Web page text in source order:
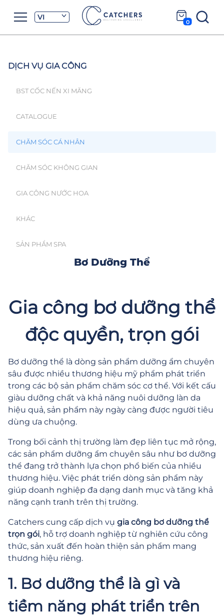
VI 0
DỊCH VỤ GIA CÔNG
BST CỐC NẾN XI MĂNG
CATALOGUE
CHĂM SÓC CÁ NHÂN
CHĂM SÓC KHÔNG GIAN
GIA CÔNG NƯỚC HOA
KHÁC
SẢN PHẨM SPA
Bơ Dưỡng Thể
Gia công bơ dưỡng thể
độc quyền, trọn gói
Bơ dưỡng thể là dòng sản phẩm dưỡng ẩm chuyên
sâu được nhiều thương hiệu mỹ phẩm phát triển
trong các bộ sản phẩm chăm sóc cơ thể. Với kết cấu
giàu dưỡng chất và khả năng nuôi dưỡng làn da
hiệu quả, sản phẩm này ngày càng được người tiêu
dùng ưa chuộng.
Trong bối cảnh thị trường làm đẹp liên tục mở rộng,
các sản phẩm dưỡng ẩm chuyên sâu như bơ dưỡng
thể đang trở thành lựa chọn phổ biến của nhiều
thương hiệu. Việc phát triển dòng sản phẩm này
giúp doanh nghiệp đa dạng danh mục và tăng khả
năng cạnh tranh trên thị trường.
Catchers cung cấp dịch vụ gia công bơ dưỡng thể
trọn gói, hỗ trợ doanh nghiệp từ nghiên cứu công
thức, sản xuất đến hoàn thiện sản phẩm mang
thương hiệu riêng.
1. Bơ dưỡng thể là gì và
tiềm năng phát triển trên